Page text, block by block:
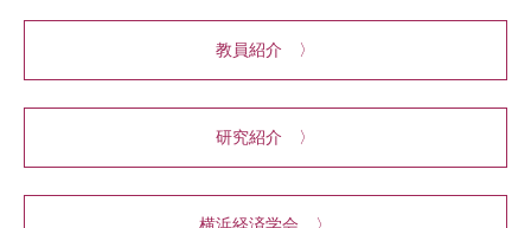
教員紹介 〉
研究紹介 〉